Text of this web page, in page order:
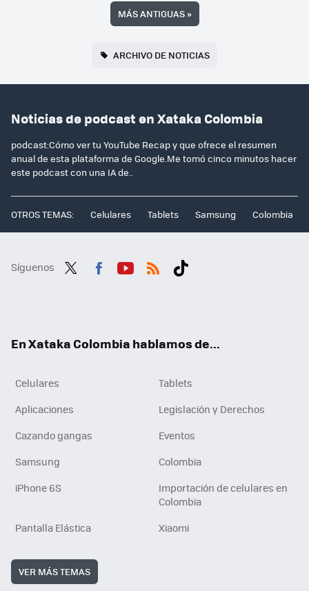
MÁS ANTIGUAS»
ARCHIVO DE NOTICIAS
Noticias de podcast en Xataka Colombia
podcast:Cómo ver tu YouTube Recap y que ofrece el resumen
anual de esta plataforma de Google.Me tomó cinco minutos hacer
este podcast con una IA de..
OTROS TEMAS: Celulares Tablets Samsung Colombia
Síguenos
En Xataka Colombia hablamos de...
Celulares
Tablets
Aplicaciones
Legislación y Derechos
Cazando gangas
Eventos
Samsung
Colombia
iPhone 6S
Importación de celulares en
Colombia
Pantalla Elástica
Xiaomi
VER MÁS TEMAS